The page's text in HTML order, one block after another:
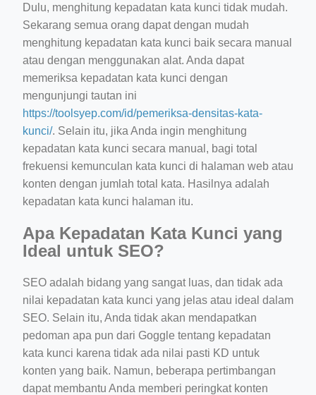
Dulu, menghitung kepadatan kata kunci tidak mudah.
Sekarang semua orang dapat dengan mudah
menghitung kepadatan kata kunci baik secara manual
atau dengan menggunakan alat. Anda dapat
memeriksa kepadatan kata kunci dengan
mengunjungi tautan ini
https://toolsyep.com/id/pemeriksa-densitas-kata-
kunci/. Selain itu, jika Anda ingin menghitung
kepadatan kata kunci secara manual, bagi total
frekuensi kemunculan kata kunci di halaman web atau
konten dengan jumlah total kata. Hasilnya adalah
kepadatan kata kunci halaman itu.
Apa Kepadatan Kata Kunci yang
Ideal untuk SEO?
SEO adalah bidang yang sangat luas, dan tidak ada
nilai kepadatan kata kunci yang jelas atau ideal dalam
SEO. Selain itu, Anda tidak akan mendapatkan
pedoman apa pun dari Goggle tentang kepadatan
kata kunci karena tidak ada nilai pasti KD untuk
konten yang baik. Namun, beberapa pertimbangan
dapat membantu Anda memberi peringkat konten